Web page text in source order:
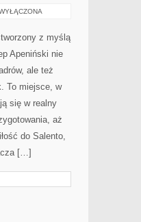
z myślą
Apeniński nie
ale też
To miejsce, w
się w realny
aż
do Salento,
[…]